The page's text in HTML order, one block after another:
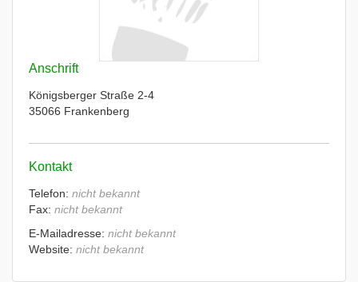
Anschrift
Königsberger Straße 2-4
35066 Frankenberg
Kontakt
Telefon: nicht bekannt
Fax: nicht bekannt
E-Mailadresse: nicht bekannt
Website: nicht bekannt